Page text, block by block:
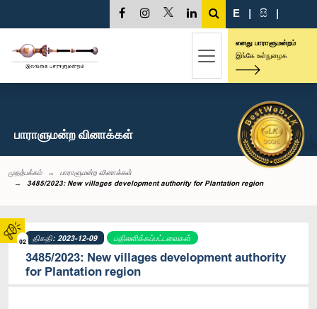
02
E | සි |
எனது பாராளுமன்றம்
இங்கே உள்நுழைக
பாராளுமன்ற வினாக்கள்
முதற்பக்கம்
பாராளுமன்ற வினாக்கள்
3485/2023: New villages development authority for Plantation region
திகதி: 2023-12-09 பதிலளிக்கப்பட்டவைகள்
3485/2023: New villages development authority
for Plantation region